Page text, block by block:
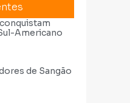
Americano
de Sangão